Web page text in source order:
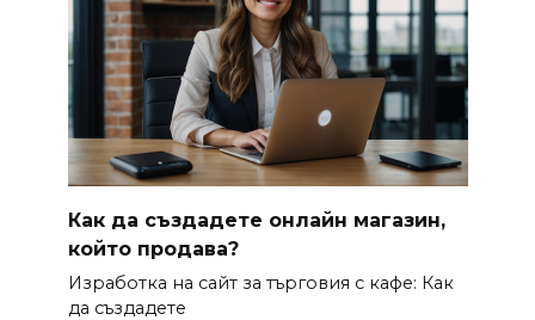
Как да създадете онлайн магазин,
който продава?
Изработка на сайт за търговия с кафе: Как
да създадете